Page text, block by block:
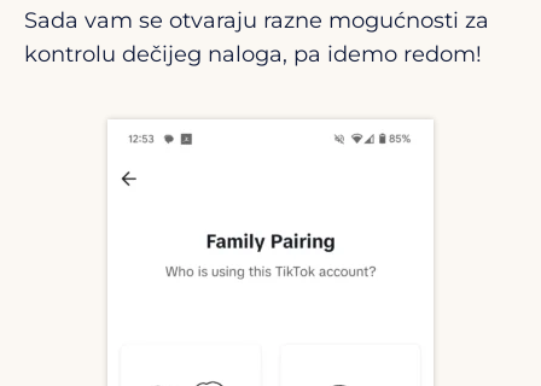
Sada vam se otvaraju razne mogućnosti za
kontrolu dečijeg naloga, pa idemo redom!